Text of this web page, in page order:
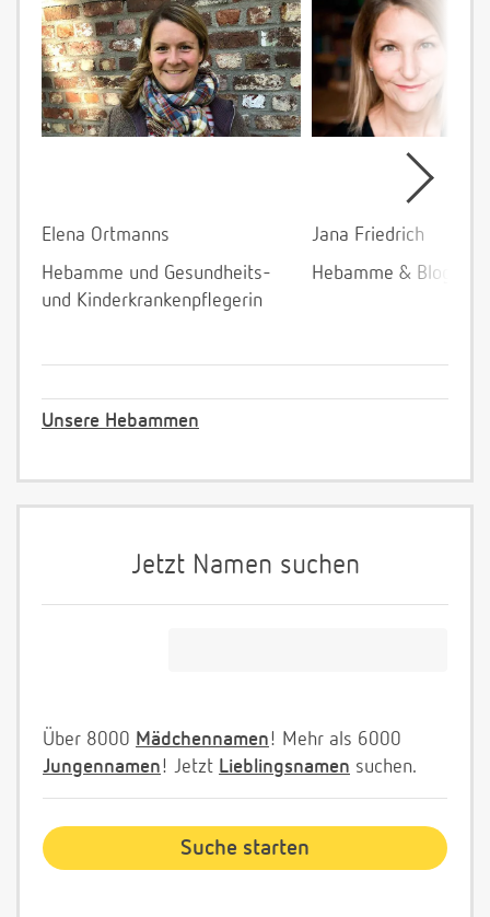
Elena Ortmanns
Hebamme und Gesundheits-
und Kinderkrankenpflegerin
Jana Friedrich
Hebamme &
Unsere Hebammen
Jetzt Namen suchen
Über 8000 Mädchennamen! Mehr als 6000
Jungennamen! Jetzt Lieblingsnamen suchen.